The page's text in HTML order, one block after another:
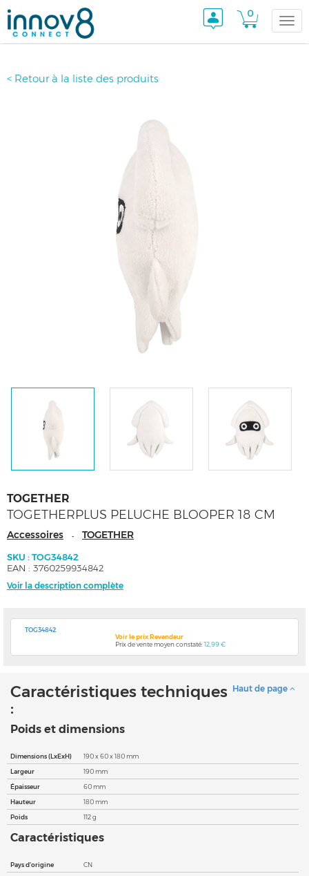
0
< Retour à la liste des produits
TOGETHER
TOGETHERPLUS PELUCHE BLOOPER 18 CM
Accessoires - TOGETHER
SKU : TOG34842
EAN : 3760259934842
Voir la description complète
TOG34842
Voir le prix Revendeur
Prix de vente moyen constaté:12,99 €
Haut de page
Caractéristiques techniques
:
Poids et dimensions
Dimensions (LxExH)
190 x 60 x 180 mm
Largeur
190 mm
Épaisseur
60 mm
Hauteur
180 mm
Poids
112 g
Caractéristiques
Pays d'origine CN